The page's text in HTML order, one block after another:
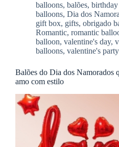
balloons, balões,
balloons, Dia dos
gift box, gifts, obrigado
Romantic, romantic
balloon, valentine's day,
balloons, valentine's party
Balões do Dia dos Namorados
amo com estilo